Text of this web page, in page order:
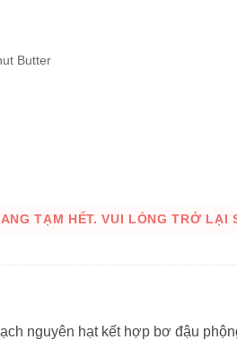
Butter
TẠM HẾT. VUI LÒNG TRỞ LẠI
nguyên hạt kết hợp bơ đậu